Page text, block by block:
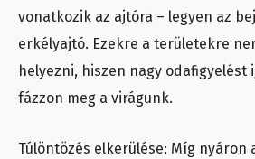
vonatkozik az ajtóra – legyen az
erkélyajtó. Ezekre a területekre
helyezni, hiszen nagy odafigyelést
fázzon meg a virágunk.
Túlöntözés elkerülése: Míg nyáron